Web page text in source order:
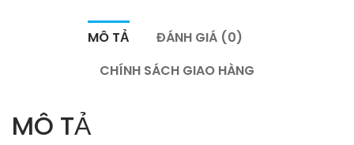
MÔ TẢ
ĐÁNH GIÁ (0)
CHÍNH SÁCH GIAO HÀNG
MÔ TẢ